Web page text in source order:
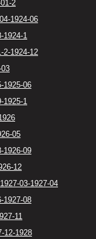
2
1924-06
1924-1
2-1924-12
1925-06
1925-1
05
1926-09
12
1927-03-1927-04
1927-08
11
12-1928